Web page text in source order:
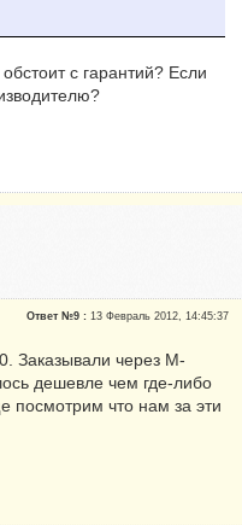
с гарантий? Если
Ответ №9 :13 Февраль 2012, 14:45:37
Заказывали через М-
дешевле чем где-либо
посмотрим что нам за эти